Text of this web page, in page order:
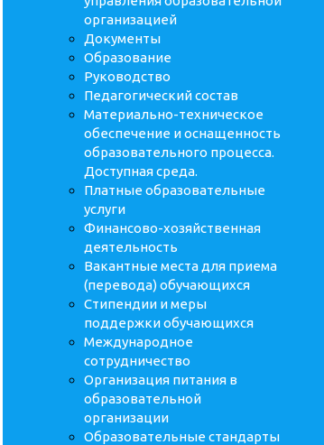
организацией
Документы
Образование
Руководство
Педагогический состав
Материально-техническое
обеспечение и оснащенность
образовательного процесса.
Доступная среда.
Платные образовательные
услуги
Финансово-хозяйственная
деятельность
Вакантные места для приема
(перевода) обучающихся
Стипендии и меры
поддержки обучающихся
Международное
сотрудничество
Организация питания в
образовательной
организации
Образовательные стандарты